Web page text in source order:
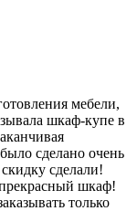
мебели,
шкаф-купе в
сделано очень
сделали!
шкаф!
только